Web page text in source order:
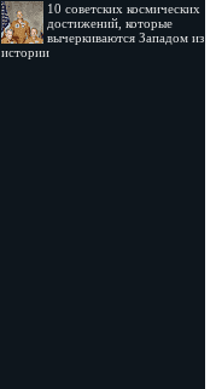
10 советских космических
достижений, которые
вычеркиваются Западом из
истории